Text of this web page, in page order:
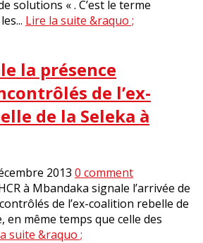
solutions « . C’est le terme
Lire la suite &raquo ;
la présence
de l’ex-
de la Seleka à
2013 0 comment
à Mbandaka signale l’arrivée de
de l’ex-coalition rebelle de
en même temps que celle des
suite &raquo ;